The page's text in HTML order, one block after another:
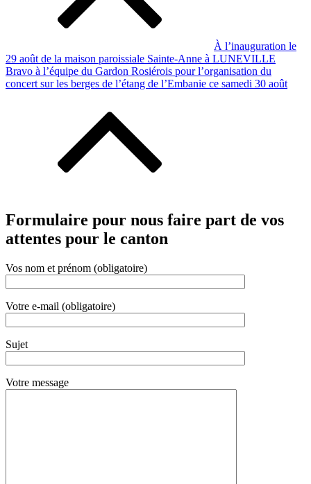
À l’inauguration le
29 août de la maison paroissiale Sainte-Anne à LUNEVILLE
Bravo à l’équipe du Gardon Rosiérois pour l’organisation du
concert sur les berges de l’étang de l’Embanie ce samedi 30 août
Formulaire pour nous faire part de vos
attentes pour le canton
Vos nom et prénom (obligatoire)
Votre e-mail (obligatoire)
Sujet
Votre message